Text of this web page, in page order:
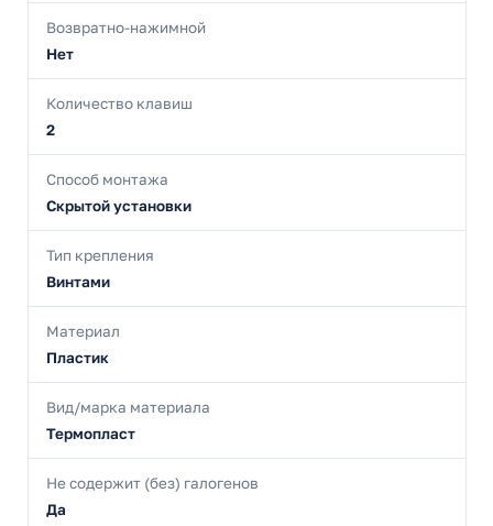
Возвратно-нажимной
Нет
Количество клавиш
2
Способ монтажа
Скрытой установки
Тип крепления
Винтами
Материал
Пластик
Вид/марка материала
Термопласт
Не содержит (без) галогенов
Да